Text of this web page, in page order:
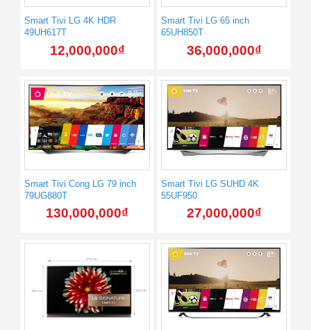
Smart Tivi LG 4K HDR
49UH617T
12,000,000₫
Smart Tivi LG 65 inch
65UH850T
36,000,000₫
Smart Tivi Cong LG 79 inch
79UG880T
130,000,000₫
Smart Tivi LG SUHD 4K
55UF950
27,000,000₫